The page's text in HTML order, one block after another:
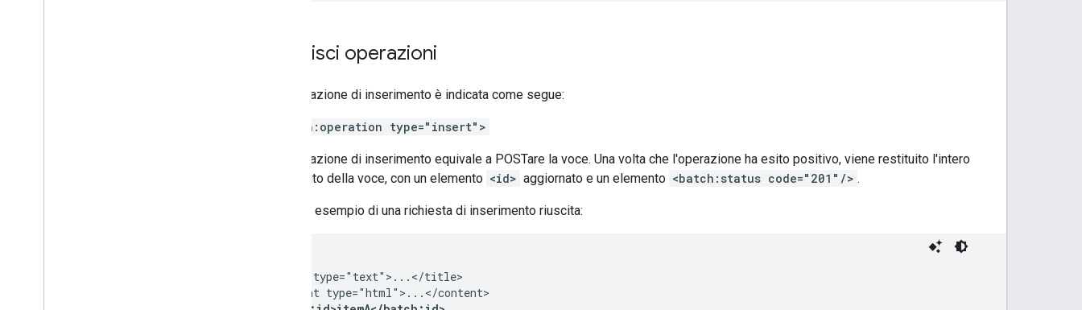
Inserisci operazioni
Un'operazione di inserimento è indicata come segue:
<batch:operation type="insert">
Un'operazione di inserimento equivale a POSTare la voce. Una volta che l'operazione ha esito positivo, viene restituito l'intero
contenuto della voce, con un elemento <id> aggiornato e un elemento <batch:status code="201"/> .
Ecco un esempio di una richiesta di inserimento riuscita:
  <title type="text">...</title>
  <content type="html">...</content>